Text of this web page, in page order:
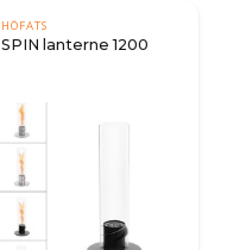
HÖFATS
SPIN lanterne 1200